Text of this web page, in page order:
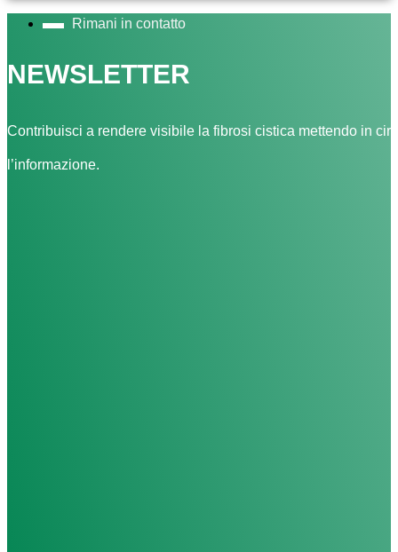
Rimani in contatto
NEWSLETTER
Contribuisci a rendere visibile la fibrosi cistica mettendo in
l’informazione.